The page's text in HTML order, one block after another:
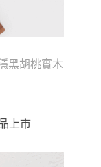
黑胡桃實木
上市